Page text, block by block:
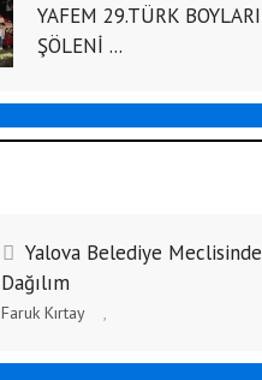
YAFEM 29.TÜRK BOYLARI
ŞÖLENİ ...
Yalova Belediye Meclisinde
Dağılım
Faruk Kırtay